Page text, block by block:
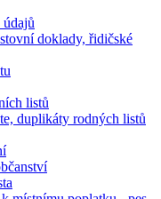
doklady, řidičské
listů
duplikáty rodných listů